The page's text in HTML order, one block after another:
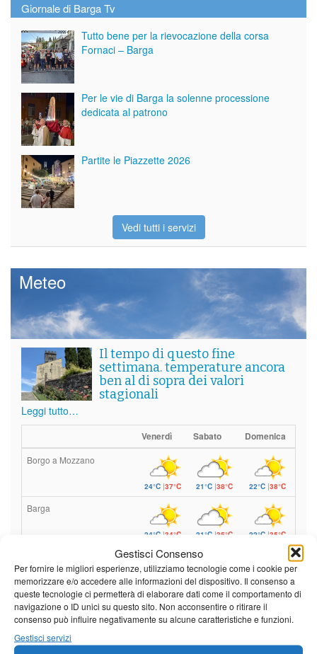
Gestisci Consenso
Per fornire le migliori esperienze, utilizziamo tecnologie come i cookie per
memorizzare e/o accedere alle informazioni del dispositivo. Il consenso a
queste tecnologie ci permetterà di elaborare dati come il comportamento di
navigazione o ID unici su questo sito. Non acconsentire o ritirare il
consenso può influire negativamente su alcune caratteristiche e funzioni.
Gestisci servizi
Giornale di Barga Tv
Tutto bene per la rievocazione della corsa
Fornaci – Barga
Per le vie di Barga la solenne processione
dedicata al patrono
Partite le Piazzette 2026
Vedi tutti i servizi
Meteo
Il tempo di questo fine
settimana. temperature ancora
ben al di sopra dei valori
stagionali
Leggi tutto…
Venerdì Sabato Domenica
Borgo a Mozzano
24°C|37°C 21°C|38°C 22°C |38°C
Barga
24°C|34°C 21°C|35°C 22°C |35°C
Castelnuovo Garfagnana
24°C|34°C 22°C|35°C 22°C|35°C
Previsioni a cura di: